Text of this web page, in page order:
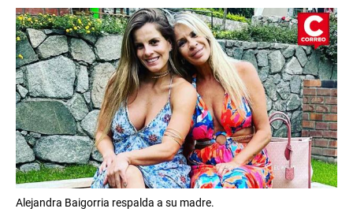
Alejandra Baigorria respalda a su madre.